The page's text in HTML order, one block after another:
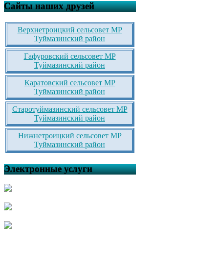
Сайты наших друзей
Верхнетроицкий сельсовет МР
Туймазинский район
Гафуровский сельсовет МР
Туймазинский район
Каратовский сельсовет МР
Туймазинский район
Старотуймазинский сельсовет МР
Туймазинский район
Нижнетроицкий сельсовет МР
Туймазинский район
Электронные услуги